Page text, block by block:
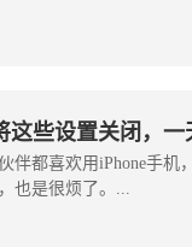
这些设置关闭，
伴都喜欢用iPhone手
也是很烦了。...